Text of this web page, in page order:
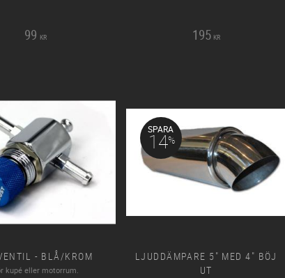
99 KR 195 KR
- BLÅ/KROM
kupé eller motorrum.
LJUDDÄMPARE 5" MED 4" BÖJ
UT
SPARA
14%